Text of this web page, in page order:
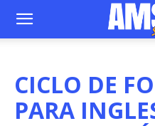
CICLO DE
PARA